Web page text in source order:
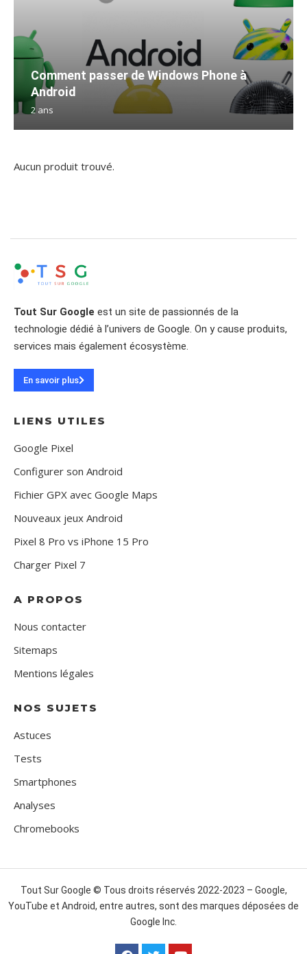
Comment passer de Windows Phone à
Android
2 ans
Aucun produit trouvé.
Tout Sur Google est un site de passionnés de la
technologie dédié à l’univers de Google. On y cause produits,
services mais également écosystème.
En savoir plus
LIENS UTILES
Google Pixel
Configurer son Android
Fichier GPX avec Google Maps
Nouveaux jeux Android
Pixel 8 Pro vs iPhone 15 Pro
Charger Pixel 7
A PROPOS
Nous contacter
Sitemaps
Mentions légales
NOS SUJETS
Astuces
Tests
Smartphones
Analyses
Chromebooks
Tout Sur Google © Tous droits réservés 2022-2023 – Google,
YouTube et Android, entre autres, sont des marques déposées de
Google Inc.